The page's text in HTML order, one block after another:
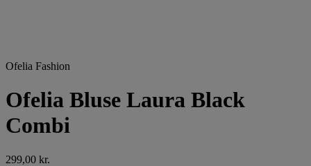
Ofelia Fashion
Ofelia Bluse Laura Black
Combi
299,00 kr.